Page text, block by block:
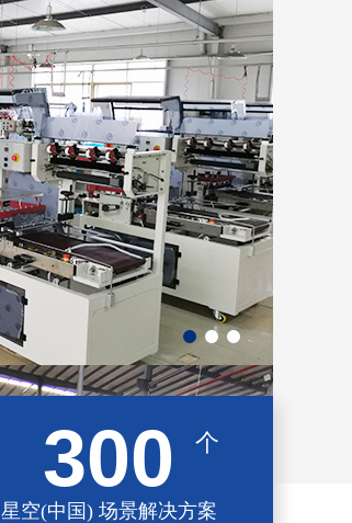
300 个
星空(中国) 场景解决方案